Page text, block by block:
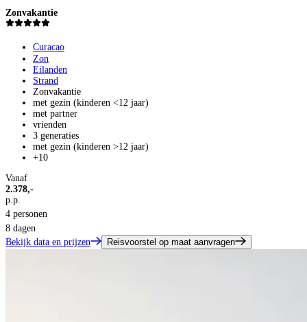
Zonvakantie
Curacao
Zon
Eilanden
Strand
Zonvakantie
met gezin (kinderen <12 jaar)
met partner
vrienden
3 generaties
met gezin (kinderen >12 jaar)
+10
Vanaf
2.378,-
p.p.
4 personen
8 dagen
Bekijk data en prijzen
Reisvoorstel op maat aanvragen